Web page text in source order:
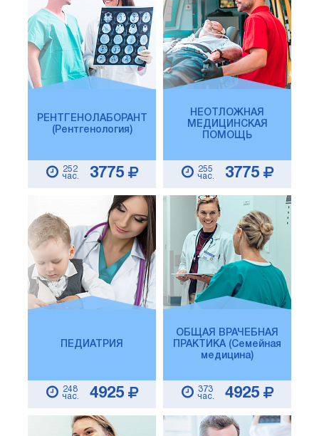
РЕНТГЕНОЛАБОРАНТ
(Рентгенология)
252
час.
3775
НЕОТЛОЖНАЯ
МЕДИЦИНСКАЯ
ПОМОЩЬ
255
час.
3775
ПЕДИАТРИЯ
248
час.
4925
ОБЩАЯ ВРАЧЕБНАЯ
ПРАКТИКА (Семейная
медицина)
373
час.
4925